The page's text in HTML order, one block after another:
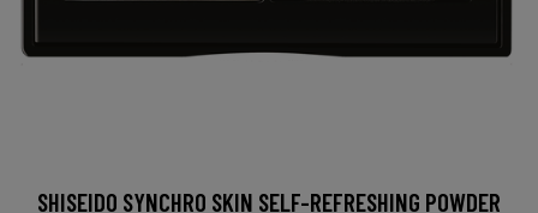
SHISEIDO SYNCHRO SKIN SELF-REFRESHING POWDER